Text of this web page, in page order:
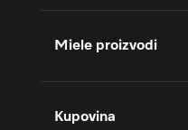
Miele proizvodi
Kupovina